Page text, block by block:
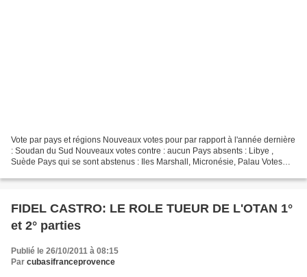
Vote par pays et régions Nouveaux votes pour par rapport à l'année dernière
: Soudan du Sud Nouveaux votes contre : aucun Pays absents : Libye ,
Suède Pays qui se sont abstenus : Iles Marshall, Micronésie, Palau Votes
FIDEL CASTRO: LE ROLE TUEUR DE L'OTAN 1°
et 2° parties
Publié le 26/10/2011 à 08:15
Par cubasifranceprovence